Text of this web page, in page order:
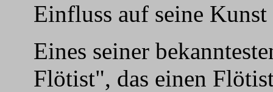
Einfluss auf seine Kunst
Eines seiner
Flötist", das einen